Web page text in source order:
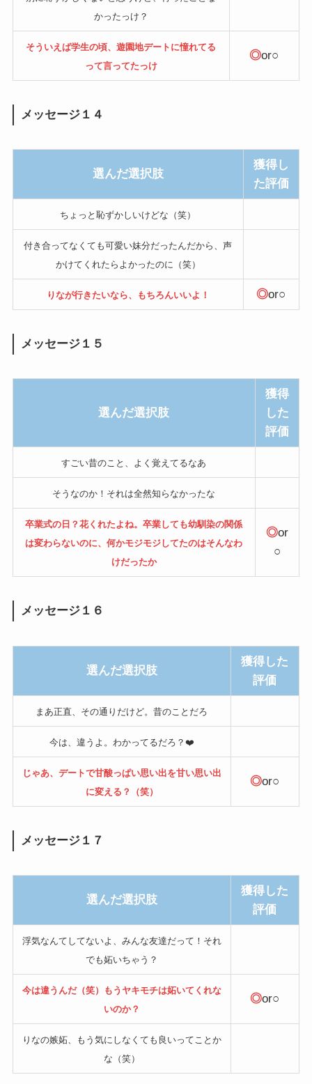
かったっけ？
そういえば学生の頃、遊園地デートに憧れてる
って言ってたっけ
◎or○
メッセージ１４
選んだ選択肢
獲得し
た評価
ちょっと恥ずかしいけどな（笑）
付き合ってなくても可愛い妹分だったんだから、声
かけてくれたらよかったのに（笑）
りなが行きたいなら、もちろんいいよ！ ◎or○
メッセージ１５
選んだ選択肢
獲得
した
評価
すごい昔のこと、よく覚えてるなあ
そうなのか！それは全然知らなかったな
卒業式の日？花くれたよね。卒業しても幼馴染の関係
は変わらないのに、何かモジモジしてたのはそんなわ
けだったか
◎or
○
メッセージ１６
選んだ選択肢
獲得した
評価
まあ正直、その通りだけど。昔のことだろ
今は、違うよ。わかってるだろ？❤️
じゃあ、デートで甘酸っぱい思い出を甘い思い出
に変える？（笑）
◎or○
メッセージ１７
選んだ選択肢
獲得した
評価
浮気なんてしてないよ、みんな友達だって！それ
でも妬いちゃう？
今は違うんだ（笑）もうヤキモチは妬いてくれな
いのか？
◎or○
りなの嫉妬、もう気にしなくても良いってことか
な（笑）